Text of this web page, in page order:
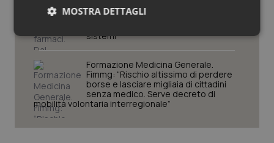
Tumori gastrointestinali
Ulcera & Reflusso
Vaccini
Tracciabilità dei farmaci. Dal Ministero
le istruzioni per il Data Matrix. Entro l’8
sistemi
Formazione Medicina Generale.
Fimmg: “Rischio altissimo di perdere
borse e lasciare migliaia di cittadini
senza medico. Serve decreto di
mobilità volontaria interregionale”
MOSTRA DETTAGLI
Necessari Statistici Marketing